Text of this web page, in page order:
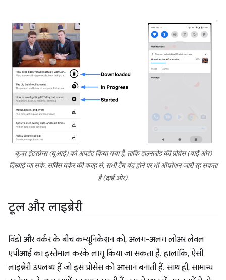
यूज़र इंटरफ़ेस (यूआई) को अपडेट किया गया है, ताकि डाउनलोड की प्रोग्रेस (बाईं ओर)
दिखाई जा सके. सर्विस वर्कर की वजह से, सभी टैब बंद होने पर भी ऑपरेशन जारी रह सकता
है (दाईं ओर).
टूल और लाइब्रेरी
विंडो और वर्कर के बीच कम्यूनिकेशन को, अलग-अलग लोअर लेवल
एपीआई का इस्तेमाल करके लागू किया जा सकता है. हालांकि, ऐसी
लाइब्रेरी उपलब्ध हैं जो इस प्रोसेस को आसान बनाती हैं. साथ ही, सामान्य